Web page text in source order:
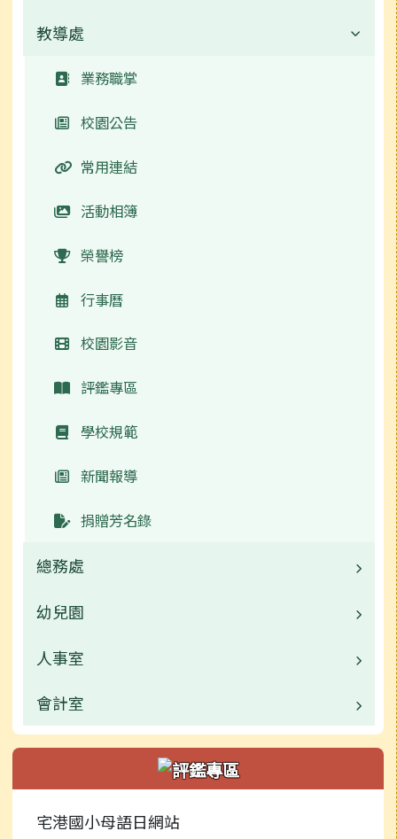
業務職掌
常用連結
教導處
業務職掌
校園公告
常用連結
活動相簿
榮譽榜
行事曆
校園影音
評鑑專區
學校規範
新聞報導
捐贈芳名錄
總務處
業務職掌
校園公告
常用連結
活動相簿
行事曆
捐贈芳名錄
幼兒園
校園公告
業務職掌
活動相簿
新聞報導
榮譽榜
人事室
業務職掌
校園公告
常用連結
行事曆
會計室
業務職掌
校園公告
宅港國小母語日網站